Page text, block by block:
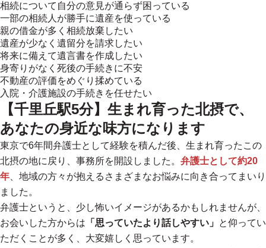
相続について自分の意見が通らず困っている
一部の相続人が勝手に遺産を使っている
親の借金が多く相続放棄したい
遺産が少なく遺留分を請求したい
将来に備えて遺言書を作成したい
身寄りがなく死後の手続きに不安
不動産の評価をめぐり揉めている
入院・介護施設の手続きを任せたい
【千里丘駅5分】生まれ育った北摂で、
あなたの身近な味方になります
東京で6年間弁護士として経験を積んだ後、生まれ育ったこの
北摂の地に戻り、事務所を開設しました。 弁護士として約20
年 、地域の方々が抱えるさまざまなお悩みに向き合ってまいり
ました。
弁護士というと、少し怖いイメージがあるかもしれませんが、
お会いした方からは 「思っていたより話しやすい」 と仰ってい
ただくことが多く、大変嬉しく思っています。